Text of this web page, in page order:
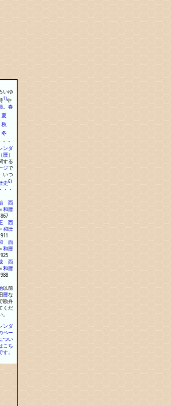
．１７ 米沢キャンパス中示Ａ
いゆ
1)や
。 春
夏
秋
冬
・
・
ンダ
（暦）
する
ジで
いつ
史6)
・ ・
・
西
和暦
西
和暦
西
和暦
西
和暦
以前
暦な
勘弁
くだ
。
ンダ
ペー
つい
こち
す。